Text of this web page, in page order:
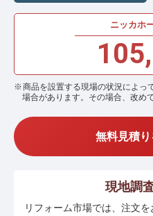
ニッカホ
商品を設置する現場の状況によっ
場合があります。その場合、改め
無料見積
現地調
リフォーム市場では、注文